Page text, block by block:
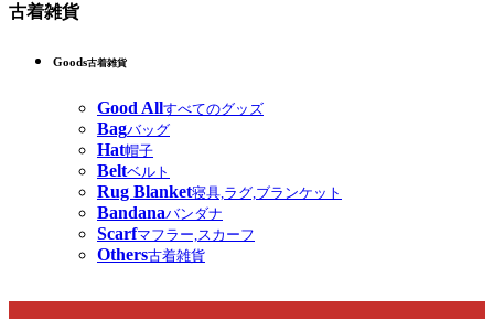
古着雑貨
Goods古着雑貨
Good Allすべてのグッズ
Bagバッグ
Hat帽子
Beltベルト
Rug Blanket寝具,ラグ,ブランケット
Bandanaバンダナ
Scarfマフラー,スカーフ
Others古着雑貨